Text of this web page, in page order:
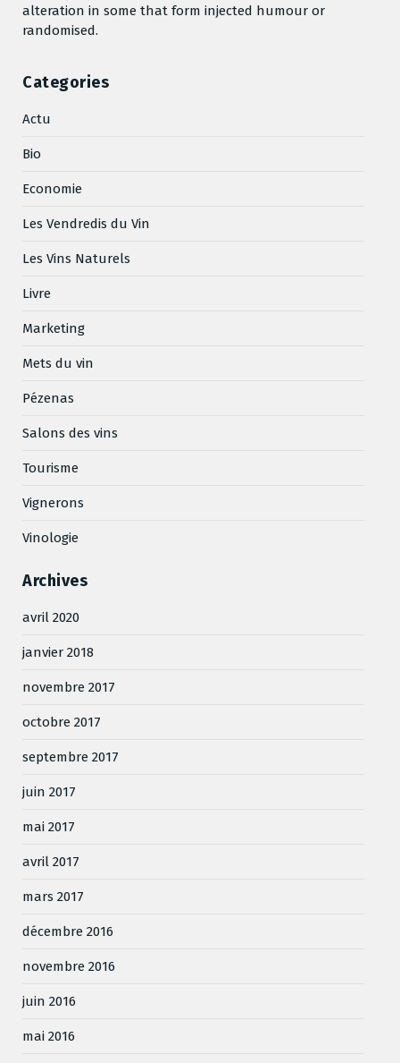
alteration in some that form injected humour or
randomised.
Categories
Actu
Bio
Economie
Les Vendredis du Vin
Les Vins Naturels
Livre
Marketing
Mets du vin
Pézenas
Salons des vins
Tourisme
Vignerons
Vinologie
Archives
avril 2020
janvier 2018
novembre 2017
octobre 2017
septembre 2017
juin 2017
mai 2017
avril 2017
mars 2017
décembre 2016
novembre 2016
juin 2016
mai 2016